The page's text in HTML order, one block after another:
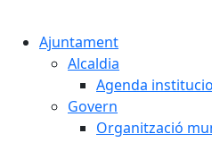
Ajuntament
Alcaldia
Agenda
Govern
Organització